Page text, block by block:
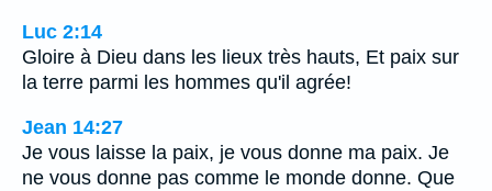
Luc 2:14
Gloire à Dieu dans les lieux très hauts, Et paix sur
la terre parmi les hommes qu'il agrée!
Jean 14:27
Je vous laisse la paix, je vous donne ma paix. Je
ne vous donne pas comme le monde donne. Que